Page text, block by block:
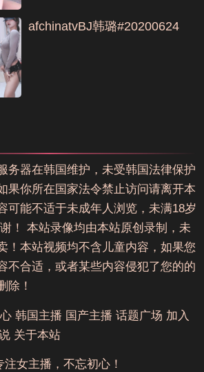
afchinatvBJ韩璐#20200624
务器在韩国维护，未受韩国法律保护
果你所在国家法令禁止访问请离开本
可能不适于未成年人浏览，未满18岁
！ 本站录像均由本站原创录制，未
！本站视频均不含儿童内容，如果您
不合适，或者某些内容侵犯了您的的
除！
韩国主播 国产主播 话题广场 加入
关于本站
注女主播，不忘初心！